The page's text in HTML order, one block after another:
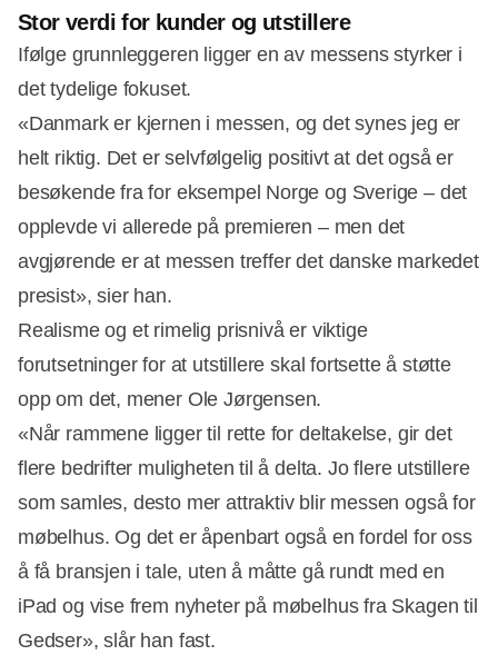
Stor verdi for kunder og utstillere
Ifølge grunnleggeren ligger en av messens styrker i
det tydelige fokuset.
«Danmark er kjernen i messen, og det synes jeg er
helt riktig. Det er selvfølgelig positivt at det også er
besøkende fra for eksempel Norge og Sverige – det
opplevde vi allerede på premieren – men det
avgjørende er at messen treffer det danske markedet
presist», sier han.
Realisme og et rimelig prisnivå er viktige
forutsetninger for at utstillere skal fortsette å støtte
opp om det, mener Ole Jørgensen.
«Når rammene ligger til rette for deltakelse, gir det
flere bedrifter muligheten til å delta. Jo flere utstillere
som samles, desto mer attraktiv blir messen også for
møbelhus. Og det er åpenbart også en fordel for oss
å få bransjen i tale, uten å måtte gå rundt med en
iPad og vise frem nyheter på møbelhus fra Skagen til
Gedser», slår han fast.